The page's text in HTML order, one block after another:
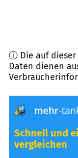
ⓘ Die auf dieser
Daten dienen
Schnell und
vergleichen